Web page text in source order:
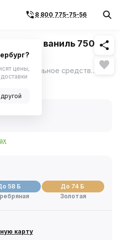
8 800 775-75-56Похожие
ваниль 750мл
Полироль салона PLAK - профессиональное средство для ухода за интерьером автомобиля, выпускаемое в форме аэрозоля с ароматом ванили. ещё
58 Б
До 74 Б
Золотая
карту
цены,